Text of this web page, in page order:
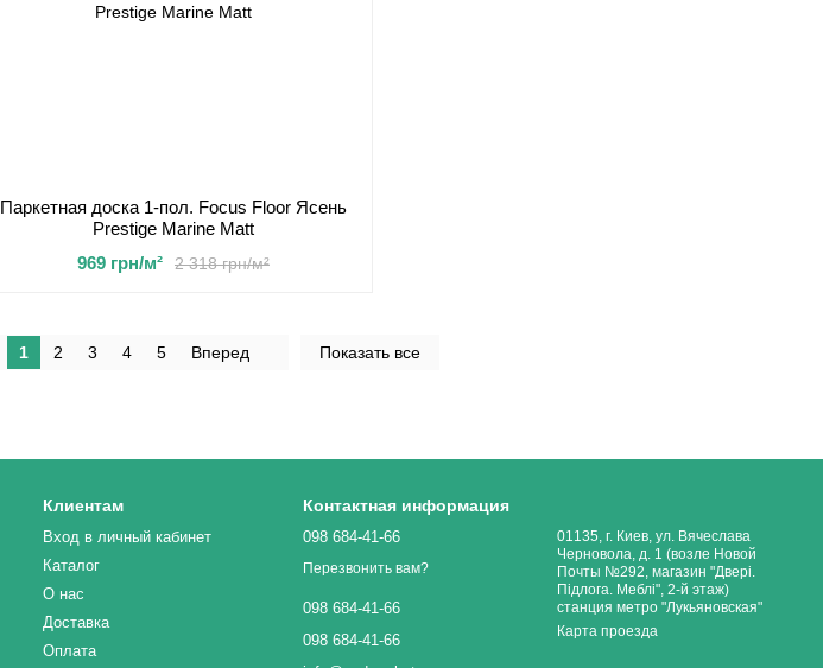
Паркетная доска 1-пол. Focus Floor Ясень
Prestige Marine Matt
2 318 грн/м²
969 грн/м²
1 2 3 4 5 Вперед Показать все
Клиентам
Вход в личный кабинет
Каталог
О нас
Доставка
Оплата
Контактная информация
098 684-41-66
Перезвонить вам?
098 684-41-66
098 684-41-66
01135, г. Киев, ул. Вячеслава
Черновола, д. 1 (возле Новой
Почты №292, магазин "Двері.
Підлога. Меблі", 2-й этаж)
станция метро "Лукьяновская"
Карта проезда